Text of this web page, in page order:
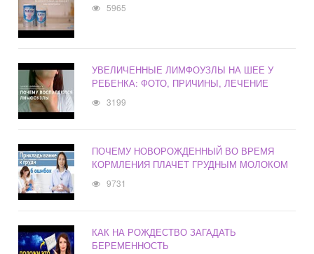
5965
УВЕЛИЧЕННЫЕ ЛИМФОУЗЛЫ НА ШЕЕ У
РЕБЕНКА: ФОТО, ПРИЧИНЫ, ЛЕЧЕНИЕ
3199
ПОЧЕМУ НОВОРОЖДЕННЫЙ ВО ВРЕМЯ
КОРМЛЕНИЯ ПЛАЧЕТ ГРУДНЫМ МОЛОКОМ
9731
КАК НА РОЖДЕСТВО ЗАГАДАТЬ
БЕРЕМЕННОСТЬ